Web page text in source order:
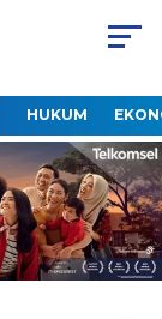
HUKUM